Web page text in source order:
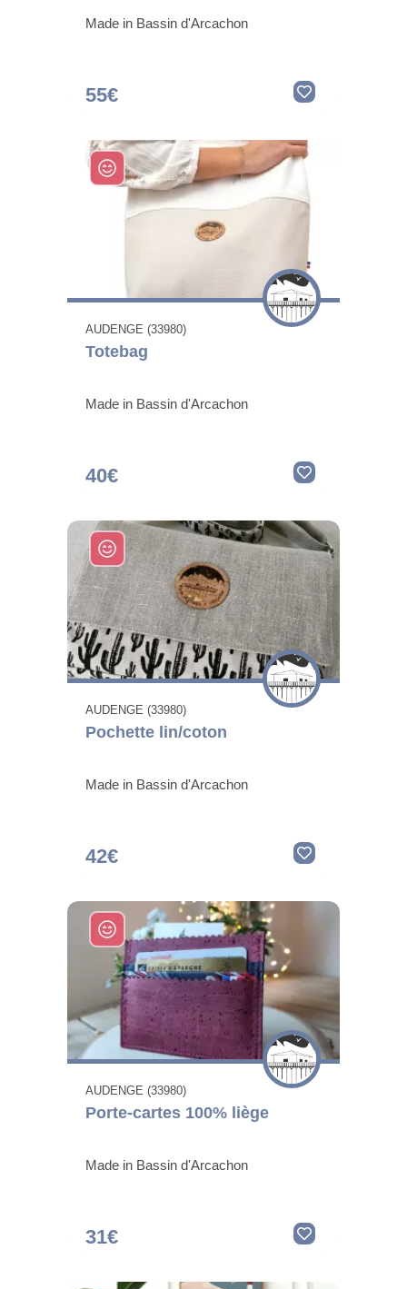
Made in Bassin d'Arcachon
55€
AUDENGE (33980)
Totebag
Made in Bassin d'Arcachon
40€
AUDENGE (33980)
Pochette lin/coton
Made in Bassin d'Arcachon
42€
AUDENGE (33980)
Porte-cartes 100% liège
Made in Bassin d'Arcachon
31€